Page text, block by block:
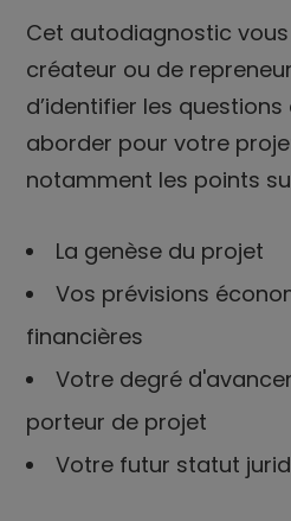
Cet autodiagnostic
créateur ou de
d’identifier les
aborder pour votre
notamment les points
La genèse du projet
Vos prévisions
financières
Votre degré
porteur de projet
Votre futur statut